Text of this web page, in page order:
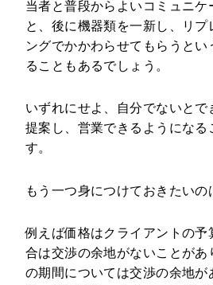
当者と普段からよいコミュニケ
と、後に機器類を一新し、リプ
ングでかかわらせてもらうとい
ることもあるでしょう。
いずれにせよ、自分でないとで
提案し、営業できるようになる
す。
もう一つ身につけておきたいの
例えば価格はクライアントの予
合は交渉の余地がないことがあ
の期間については交渉の余地が